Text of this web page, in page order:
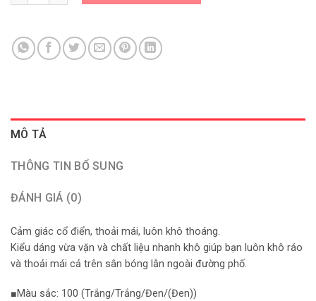
MÔ TẢ
THÔNG TIN BỔ SUNG
ĐÁNH GIÁ (0)
Cảm giác cổ điển, thoải mái, luôn khô thoáng.
Kiểu dáng vừa vặn và chất liệu nhanh khô giúp bạn luôn khô ráo
và thoải mái cả trên sân bóng lẫn ngoài đường phố.
■Màu sắc: 100 (Trắng/Trắng/Đen/(Đen))